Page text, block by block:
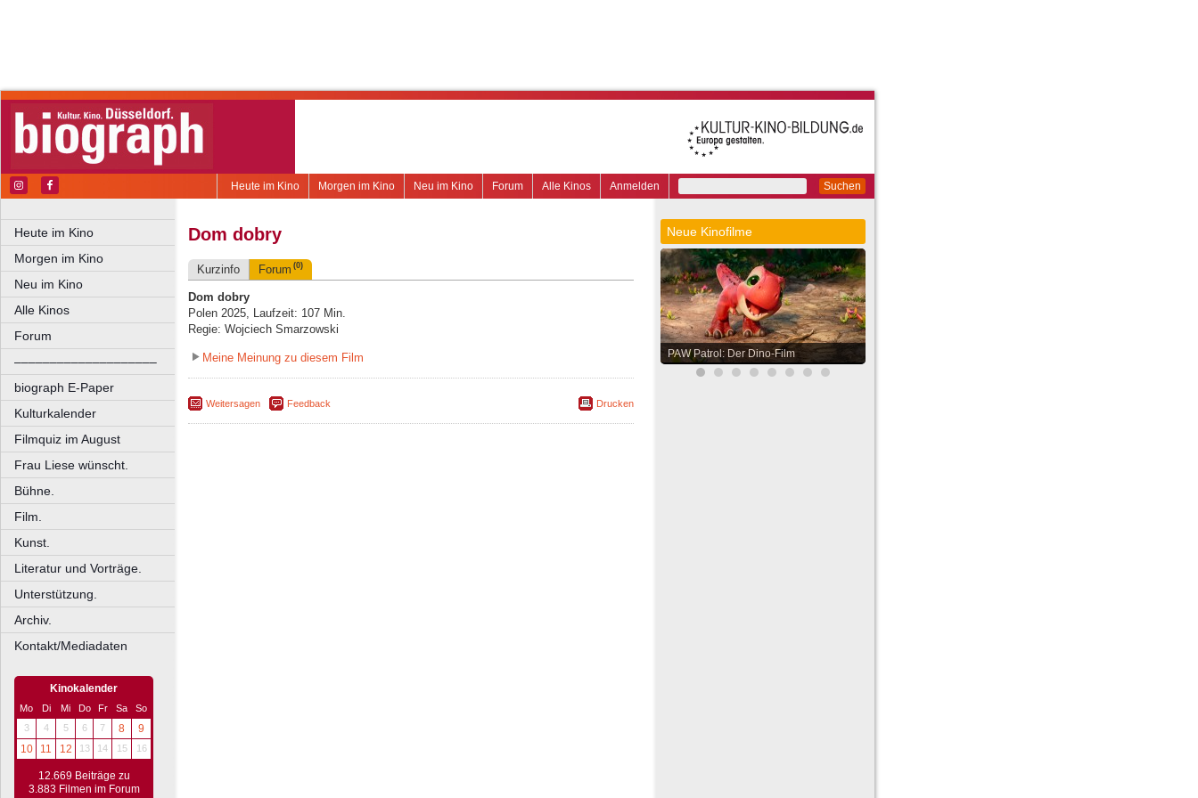
Suchen
Anmelden
Alle Kinos
Forum
Neu im Kino
Morgen im Kino
Heute im Kino
Heute im Kino
Morgen im Kino
Neu im Kino
Alle Kinos
Forum
––––––––––––––––––––
biograph E-Paper
Kulturkalender
Filmquiz im August
Frau Liese wünscht.
Bühne.
Film.
Kunst.
Literatur und Vorträge.
Unterstützung.
Archiv.
Kontakt/Mediadaten
Kinokalender
Mo Di Mi Do Fr Sa
So
3
4 5 6 7 8
9
10
11 12 13 14 15 16
12.669 Beiträge zu
3.883 Filmen im Forum
Dom dobry
Kurzinfo Forum (0)
Dom dobry
Polen 2025, Laufzeit: 107 Min.
Regie: Wojciech Smarzowski
Meine Meinung zu diesem Film
Weitersagen Feedback Drucken
Neue Kinofilme
PAW Patrol: Der Dino-Film